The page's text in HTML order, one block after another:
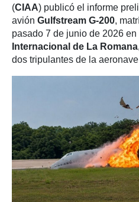
(CIAA) publicó el informe
avión Gulfstream G-200,
pasado 7 de junio de 2026 en
Internacional de La Romana
dos tripulantes de la